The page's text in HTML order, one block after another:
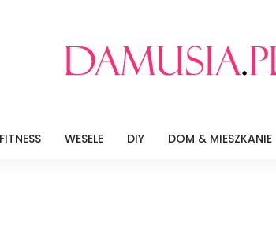
FITNESS WESELE DIY DOM & MIESZKANIE